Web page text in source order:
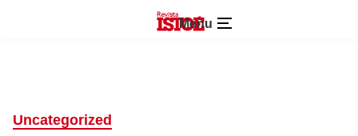
Menu
Uncategorized